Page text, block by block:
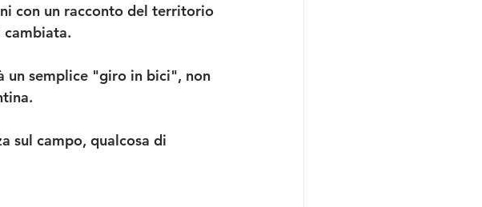
con un racconto del territorio
cambiata.
un semplice "giro in bici", non
sul campo, qualcosa di